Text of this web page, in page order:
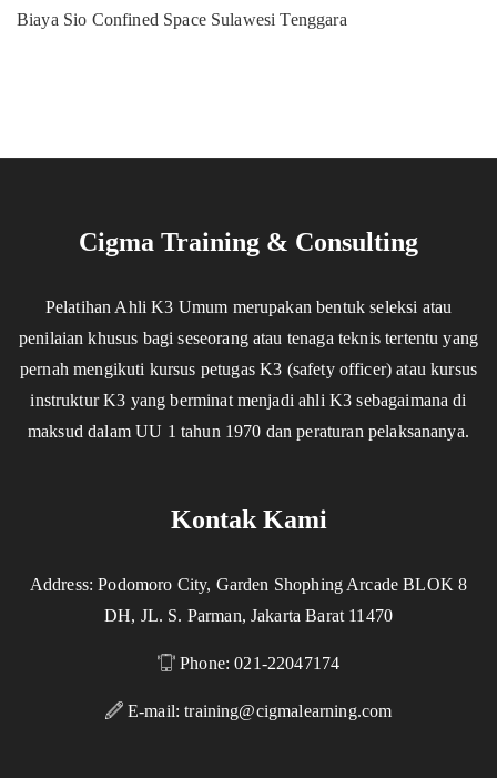
Biaya Sio Confined Space Sulawesi Tenggara
Cigma Training & Consulting
Pelatihan Ahli K3 Umum merupakan bentuk seleksi atau
penilaian khusus bagi seseorang atau tenaga teknis tertentu yang
pernah mengikuti kursus petugas K3 (safety officer) atau kursus
instruktur K3 yang berminat menjadi ahli K3 sebagaimana di
maksud dalam UU 1 tahun 1970 dan peraturan pelaksananya.
Kontak Kami
Address: Podomoro City, Garden Shophing Arcade BLOK 8
DH, JL. S. Parman, Jakarta Barat 11470
Phone: 021-22047174
E-mail:training@cigmalearning.com